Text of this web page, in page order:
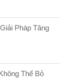
Pháp Tăng
Thể Bỏ